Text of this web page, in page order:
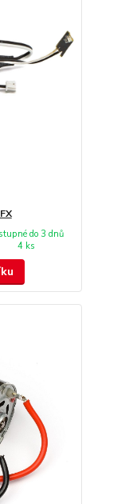
do 3 dnů
4 ks